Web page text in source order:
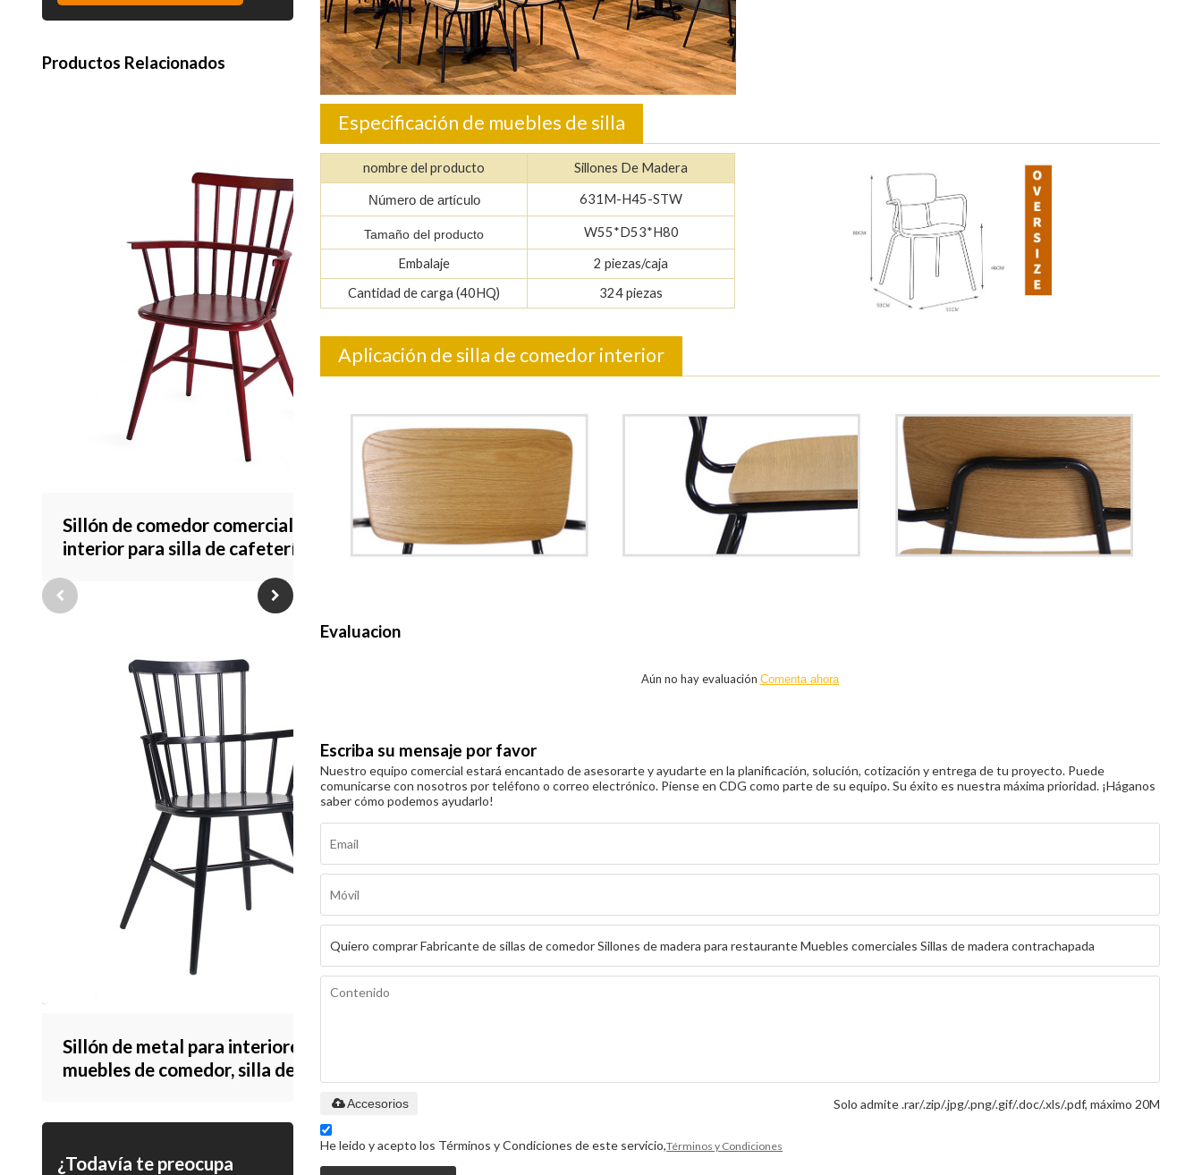
Productos Relacionados
Sillón de comedor comercial de
interior para silla de cafetería de
Sillón de metal para interiores,
muebles de comedor, silla de comedor
¿Todavía te preocupa
Especificación de muebles de silla
nombre del producto Sillones De Madera
Número de artículo 631M-H45-STW
Tamaño del producto W55*D53*H80
Embalaje
2 piezas/caja
Cantidad de carga (40HQ)
324 piezas
Aplicación de silla de comedor interior
Evaluacion
Aún no hay evaluaciónComenta ahora
Escriba su mensaje por favor
Nuestro equipo comercial estará encantado de asesorarte y ayudarte en la planificación, solución, cotización y entrega de tu proyecto. Puede
comunicarse con nosotros por teléfono o correo electrónico. Piense en CDG como parte de su equipo. Su éxito es nuestra máxima prioridad. ¡Háganos
saber cómo podemos ayudarlo!
Solo admite .rar/.zip/.jpg/.png/.gif/.doc/.xls/.pdf, máximo 20M
Accesorios
He leido y acepto los Términos y Condiciones de este servicio,Términos y Condiciones